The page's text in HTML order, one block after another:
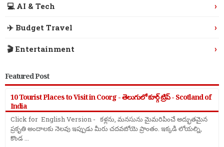
💻 AI & Tech ›
✈️ Budget Travel ›
🎬 Entertainment ›
Featured Post
10 Tourist Places to Visit in Coorg - తెలుగులో కూర్గ్ ట్రిప్ - Scotland of
India
Click for English Version - కళ్లను, మనసును మైమరిపించే అద్భుతమైన
ప్రకృతి అందాలకు నెలవు ఇప్పుడు మీరు చదవబోయె ప్రాంతం. ఇక్కడి లోయల్ని,
కొండ ...